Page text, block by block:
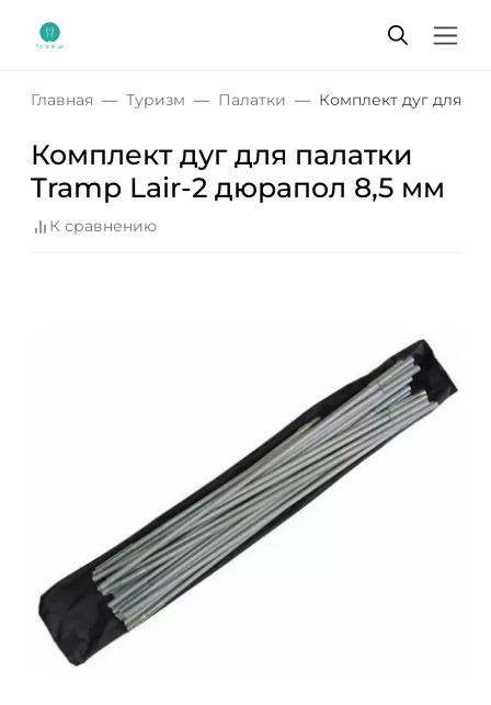
Главная Туризм Палатки Комплект дуг для
Комплект дуг для палатки
Tramp Lair-2 дюрапол 8,5 мм
К сравнению